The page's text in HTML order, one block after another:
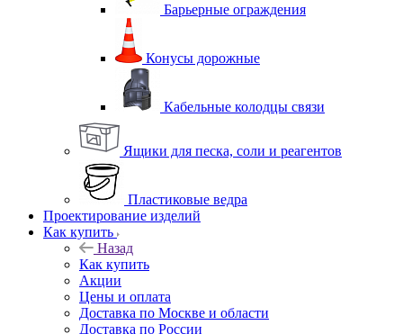
Барьерные ограждения
Конусы дорожные
Кабельные колодцы связи
Ящики для песка, соли и реагентов
Пластиковые ведра
Проектирование изделий
Как купить
Назад
Как купить
Акции
Цены и оплата
Доставка по Москве и области
Доставка по России